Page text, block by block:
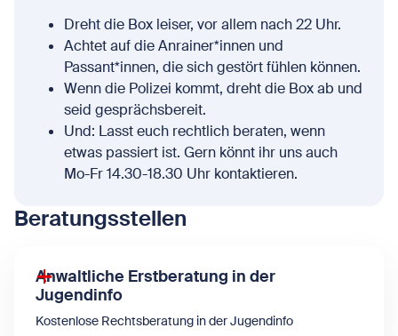
Dreht die Box leiser, vor allem nach 22 Uhr.
Achtet auf die Anrainer*innen und
Passant*innen, die sich gestört fühlen können.
Wenn die Polizei kommt, dreht die Box ab und
seid gesprächsbereit.
Und: Lasst euch rechtlich beraten, wenn
etwas passiert ist. Gern könnt ihr uns auch
Mo-Fr 14.30-18.30 Uhr kontaktieren.
Beratungsstellen
Anwaltliche Erstberatung in der
Jugendinfo
Kostenlose Rechtsberatung in der Jugendinfo